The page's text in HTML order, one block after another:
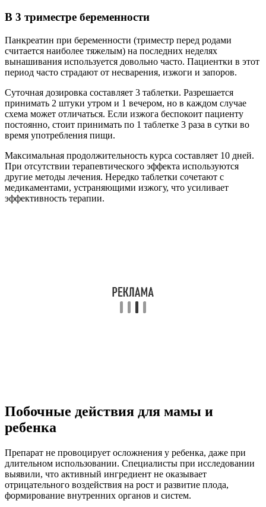
В 3 триместре беременности
Панкреатин при беременности (триместр перед родами
считается наиболее тяжелым) на последних неделях
вынашивания используется довольно часто. Пациентки в этот
период часто страдают от несварения, изжоги и запоров.
Суточная дозировка составляет 3 таблетки. Разрешается
принимать 2 штуки утром и 1 вечером, но в каждом случае
схема может отличаться. Если изжога беспокоит пациенту
постоянно, стоит принимать по 1 таблетке 3 раза в сутки во
время употребления пищи.
Максимальная продолжительность курса составляет 10 дней.
При отсутствии терапевтического эффекта используются
другие методы лечения. Нередко таблетки сочетают с
медикаментами, устраняющими изжогу, что усиливает
эффективность терапии.
Побочные действия для мамы и
ребенка
Препарат не провоцирует осложнения у ребенка, даже при
длительном использовании. Специалисты при исследовании
выявили, что активный ингредиент не оказывает
отрицательного воздействия на рост и развитие плода,
формирование внутренних органов и систем.